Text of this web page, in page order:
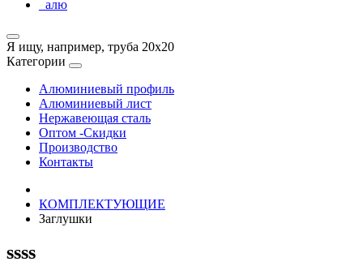
_алю
Я ищу, например, труба 20х20
Категории
Алюминиевый профиль
Алюминиевый лист
Нержавеющая сталь
Оптом -Скидки
Производство
Контакты
КОМПЛЕКТУЮЩИЕ
Заглушки
ssss